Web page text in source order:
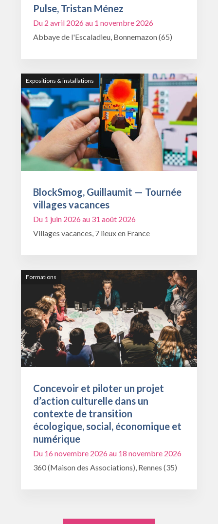
Pulse, Tristan Ménez
Du 2 avril 2026 au 1 novembre 2026
Abbaye de l'Escaladieu, Bonnemazon (65)
Expositions & installations
BlockSmog, Guillaumit — Tournée
villages vacances
Du 1 juin 2026 au 31 août 2026
Villages vacances, 7 lieux en France
Formations
Concevoir et piloter un projet
d’action culturelle dans un
contexte de transition
écologique, social, économique et
numérique
Du 16 novembre 2026 au 18 novembre 2026
360 (Maison des Associations), Rennes (35)